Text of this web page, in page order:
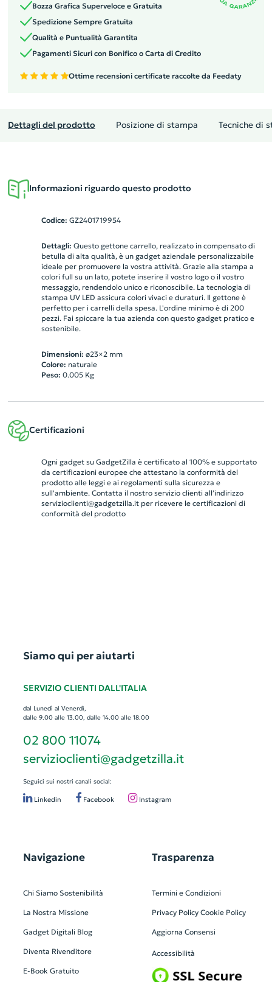
Bozza Grafica Superveloce e Gratuita
Spedizione Sempre Gratuita
Qualità e Puntualità Garantita
Pagamenti Sicuri con Bonifico o Carta di Credito
Ottime recensioni certificate raccolte da Feedaty
Dettagli del prodotto Posizione di stampa Tecniche di
Informazioni riguardo questo prodotto
Codice: GZ2401719954
Dettagli: Questo gettone carrello, realizzato in compensato di
betulla di alta qualità, è un gadget aziendale personalizzabile
ideale per promuovere la vostra attività. Grazie alla stampa a
colori full su un lato, potete inserire il vostro logo o il vostro
messaggio, rendendolo unico e riconoscibile. La tecnologia di
stampa UV LED assicura colori vivaci e duraturi. Il gettone è
perfetto per i carrelli della spesa. L'ordine minimo è di 200
pezzi. Fai spiccare la tua azienda con questo gadget pratico e
sostenibile.
Dimensioni: ø23×2 mm
Colore: naturale
Peso: 0.005Kg
Certificazioni
Ogni gadget su GadgetZilla è certificato al 100% e supportato
da certificazioni europee che attestano la conformità del
prodotto alle leggi e ai regolamenti sulla sicurezza e
sull'ambiente. Contatta il nostro servizio clienti all’indirizzo
servizioclienti@gadgetzilla.itper ricevere le certificazioni di
conformità del prodotto
Siamo qui per aiutarti
SERVIZIO CLIENTI DALL'ITALIA
dal Lunedì al Venerdì,
dalle 9.00 alle 13.00, dalle 14.00 alle 18.00
02 800 11074
servizioclienti@gadgetzilla.it
Seguici sui nostri canali social:
Linkedin Facebook Instagram
Navigazione
Chi Siamo Sostenibilità
La Nostra Missione
Gadget Digitali Blog
Diventa Rivenditore
E-Book Gratuito
Trasparenza
Termini e Condizioni
Privacy Policy Cookie Policy
Aggiorna Consensi
Accessibilità